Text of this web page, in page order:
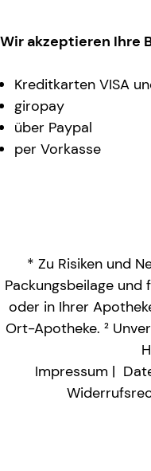
Wir akzeptieren Ihre
Kreditkarten VISA
giropay
über Paypal
per Vorkasse
* Zu Risiken und
Packungsbeilage und
oder in Ihrer
Ort-Apotheke. ²
Impressum